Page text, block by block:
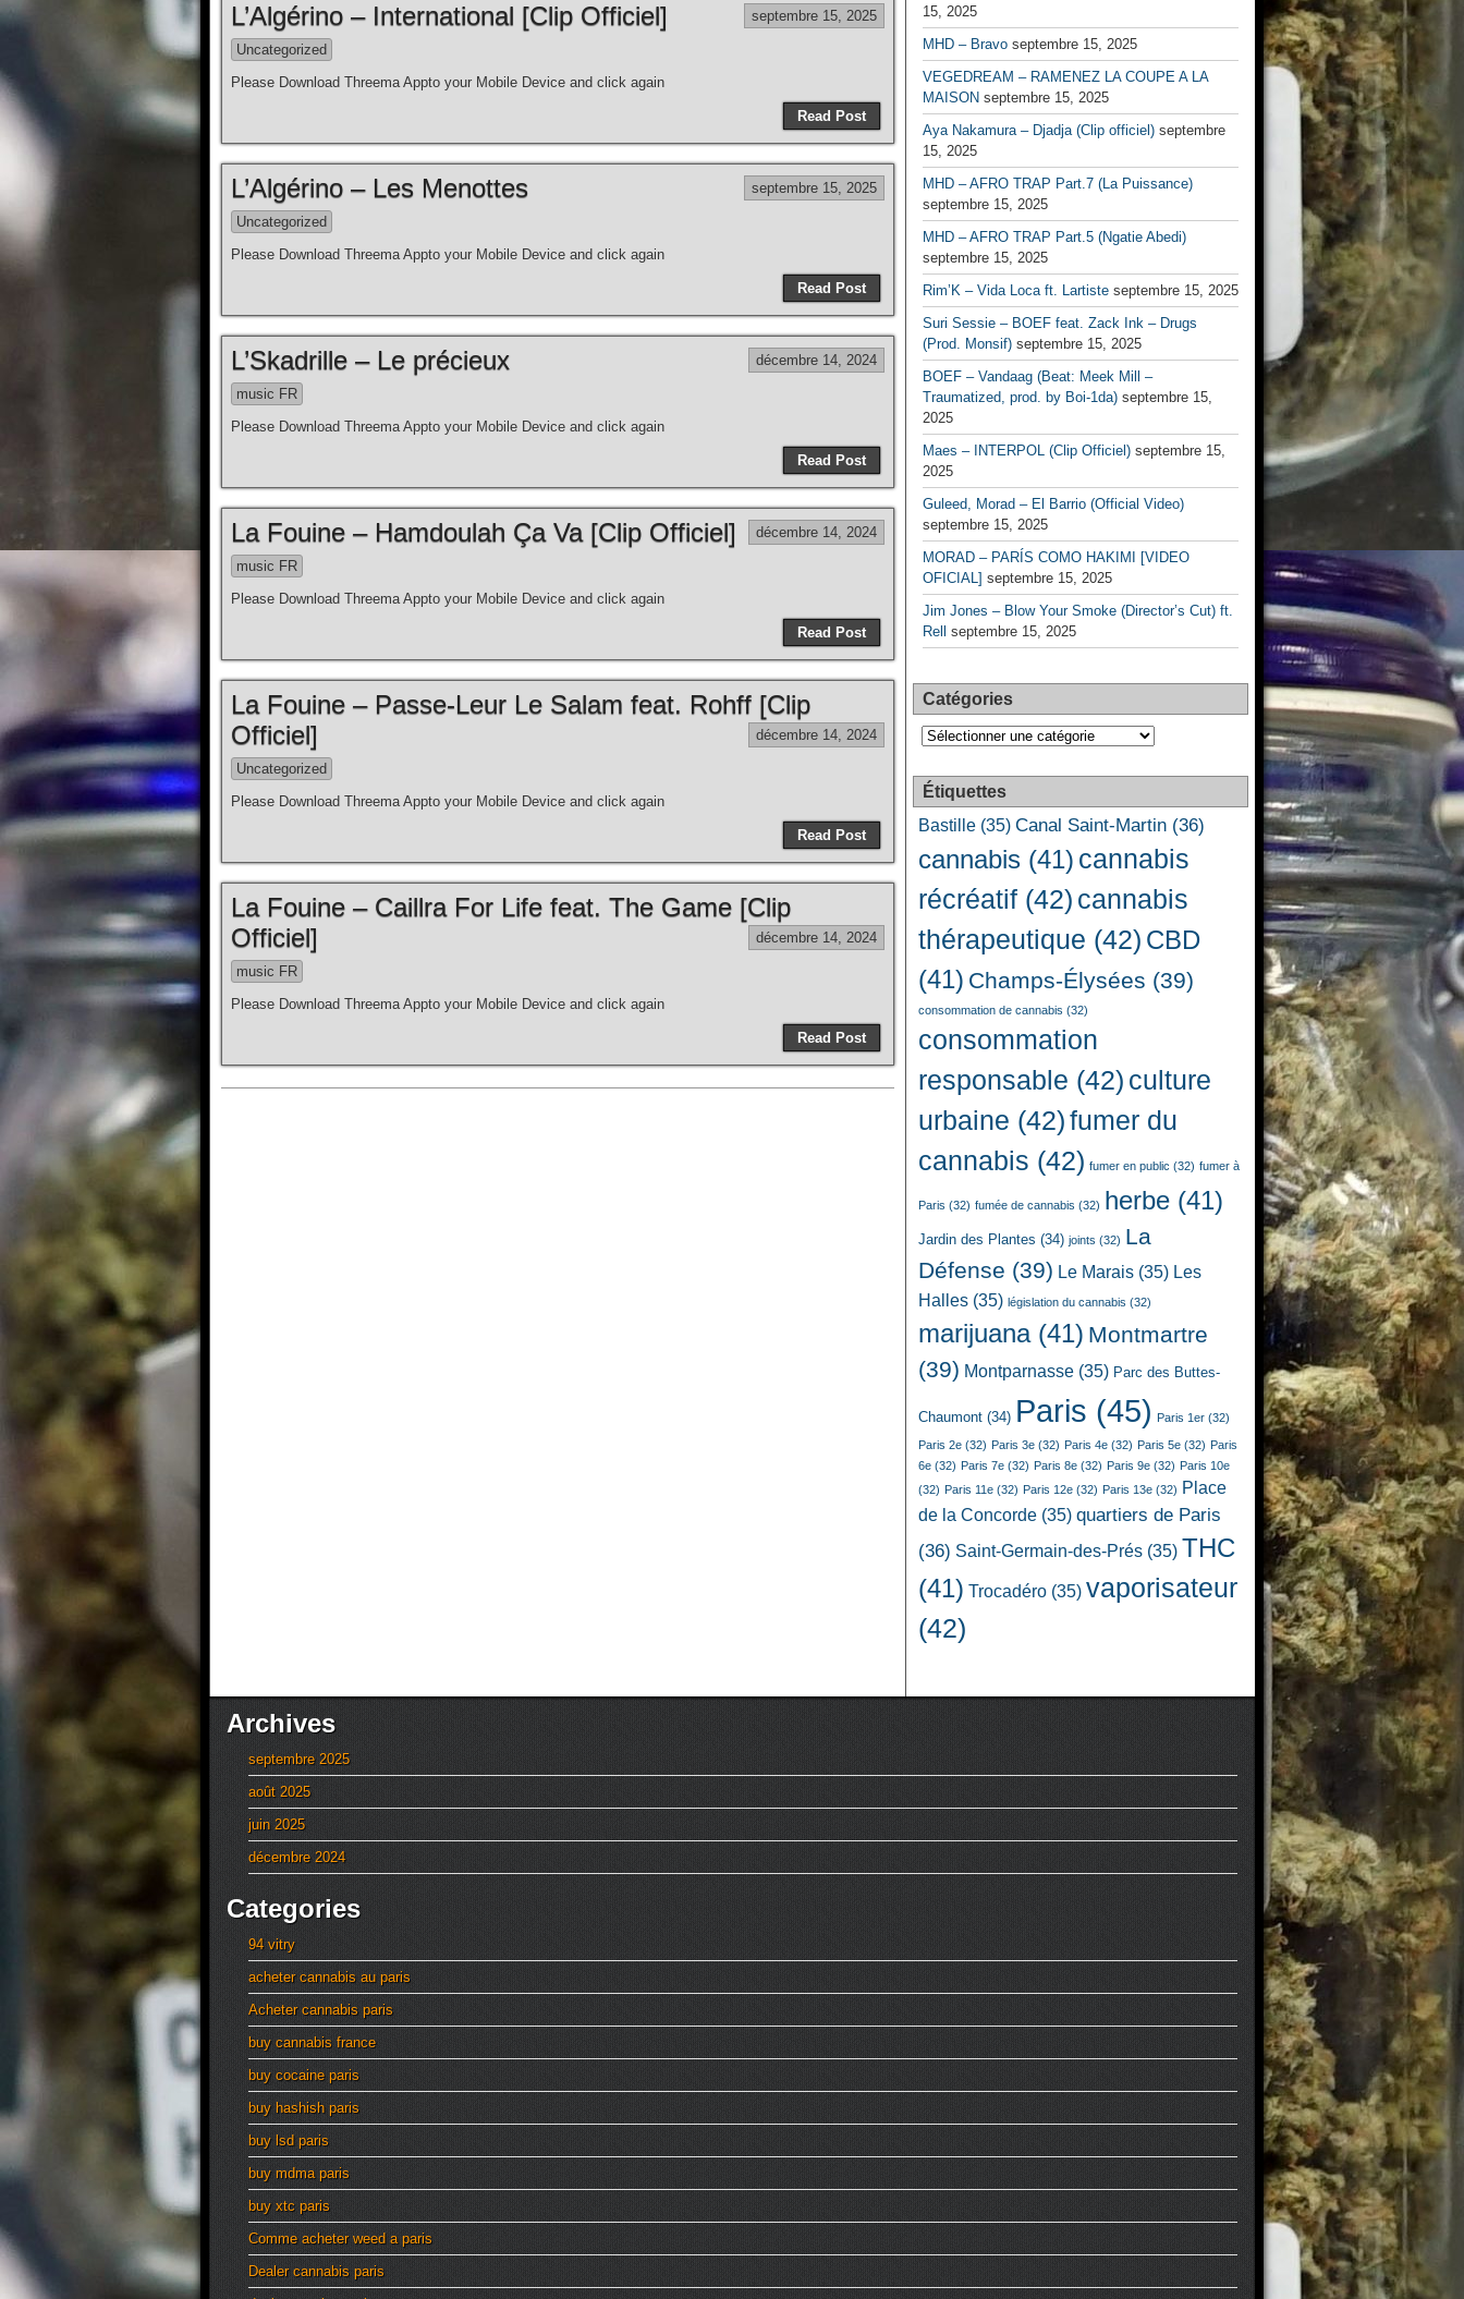
L’Algérino – International [Clip Officiel] septembre 15, 2025
Uncategorized
Please Download Threema Appto your Mobile Device and click again
Read Post
L’Algérino – Les Menottes septembre 15, 2025
Uncategorized
Please Download Threema Appto your Mobile Device and click again
Read Post
L’Skadrille – Le précieux décembre 14, 2024
music FR
Please Download Threema Appto your Mobile Device and click again
Read Post
La Fouine – Hamdoulah Ça Va [Clip Officiel] décembre 14, 2024
music FR
Please Download Threema Appto your Mobile Device and click again
Read Post
La Fouine – Passe-Leur Le Salam feat. Rohff [Clip
Officiel]
décembre 14, 2024
Uncategorized
Please Download Threema Appto your Mobile Device and click again
Read Post
La Fouine – Caillra For Life feat. The Game [Clip
Officiel]
décembre 14, 2024
music FR
Please Download Threema Appto your Mobile Device and click again
Read Post
15, 2025
MHD – Bravo septembre 15, 2025
VEGEDREAM – RAMENEZ LA COUPE A LA
MAISON septembre 15, 2025
Aya Nakamura – Djadja (Clip officiel) septembre
15, 2025
MHD – AFRO TRAP Part.7 (La Puissance)
septembre 15, 2025
MHD – AFRO TRAP Part.5 (Ngatie Abedi)
septembre 15, 2025
Rim’K – Vida Loca ft. Lartiste septembre 15, 2025
Suri Sessie – BOEF feat. Zack Ink – Drugs
(Prod. Monsif) septembre 15, 2025
BOEF – Vandaag (Beat: Meek Mill –
Traumatized, prod. by Boi-1da) septembre 15,
2025
Maes – INTERPOL (Clip Officiel) septembre 15,
2025
Guleed, Morad – El Barrio (Official Video)
septembre 15, 2025
MORAD – PARÍS COMO HAKIMI [VIDEO
OFICIAL] septembre 15, 2025
Jim Jones – Blow Your Smoke (Director’s Cut) ft.
Rell
septembre 15, 2025
Catégories
Catégories
Étiquettes
Bastille (35) Canal Saint-Martin (36)
cannabis (41) cannabis
récréatif (42) cannabis
thérapeutique (42) CBD
(41) Champs-Élysées (39)
consommation de cannabis (32)
consommation
responsable (42) culture
urbaine (42)fumer du
cannabis (42) fumer en public (32) fumer à
Paris (32) fumée de cannabis (32) herbe (41)
Jardin des Plantes (34) joints (32) La
Défense (39) Le Marais (35) Les
Halles (35) législation du cannabis (32)
marijuana(41) Montmartre
(39) Montparnasse (35) Parc des Buttes-
Chaumont (34) Paris (45) Paris 1er (32)
Paris 2e (32) Paris 3e (32) Paris 4e (32) Paris 5e (32) Paris
6e (32) Paris 7e (32) Paris 8e (32) Paris 9e (32) Paris 10e
(32) Paris 11e (32) Paris 12e (32) Paris 13e (32) Place
de la Concorde (35) quartiers de Paris
(36) Saint-Germain-des-Prés (35) THC
(41) Trocadéro (35) vaporisateur
(42)
Archives
septembre 2025
août 2025
juin 2025
décembre 2024
Categories
94 vitry
acheter cannabis au paris
Acheter cannabis paris
buy cannabis france
buy cocaine paris
buy hashish paris
buy lsd paris
buy mdma paris
buy xtc paris
Comme acheter weed a paris
Dealer cannabis paris